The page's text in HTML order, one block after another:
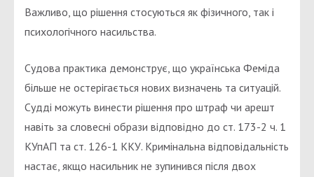
Важливо, що рішення стосуються як фізичного, так і
психологічного насильства.
Судова практика демонструє, що українська Феміда
більше не остерігається нових визначень та ситуацій.
Судді можуть винести рішення про штраф чи арешт
навіть за словесні образи відповідно до ст. 173-2 ч. 1
КУпАП та ст. 126-1 ККУ. Кримінальна відповідальність
настає, якщо насильник не зупинився після двох